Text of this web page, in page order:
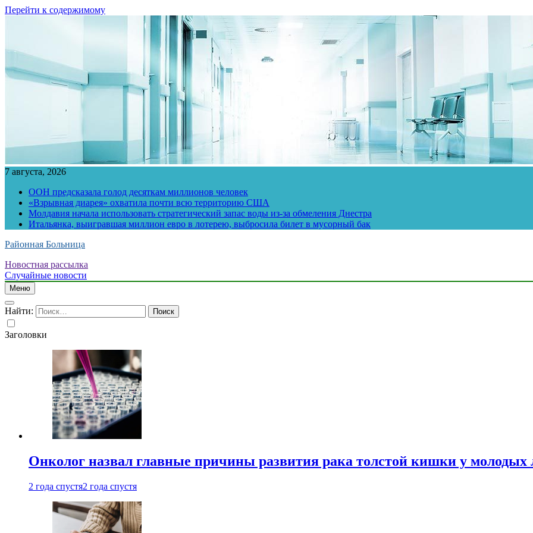
Перейти к содержимому
7 августа, 2026
ООН предсказала голод десяткам миллионов человек
«Взрывная диарея» охватила почти всю территорию США
Молдавия начала использовать стратегический запас воды из-за обмеления Днестра
Итальянка, выигравшая миллион евро в лотерею, выбросила билет в мусорный бак
Районная Больница
Новостная рассылка
Случайные новости
Меню
Найти:
Заголовки
Онколог назвал главные причины развития рака толстой кишки у молодых
2 года спустя2 года спустя